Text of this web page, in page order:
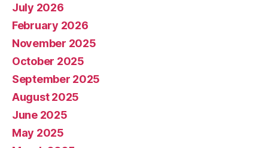
July 2026
February 2026
November 2025
October 2025
September 2025
August 2025
June 2025
May 2025